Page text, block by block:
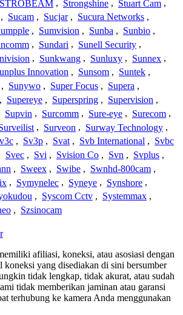
STROBEAM , Strongshine , Stuart Cam ,
, Sucam , Sucjar , Sucura Networks ,
, Sumvision , Sunba , Sunbio ,
, Sundari , Sunell Security ,
, Sunkwang , Sunluxy , Sunnex ,
Innovation , Sunsom , Suntek ,
, Sunywo , Super Focus , Supera ,
, Supereye , Superspring , Supervision ,
Supvin , Surcomm , Sure-eye , Surecom ,
, Surveon , Surway Technology ,
, Sv3p , Svat , Svb International , Svbc
Svec , Svi , Svision Co , Svn , Svplus ,
, Sweex , Swibe , Swnhd-800cam ,
, Symynelec , Syneye , Synshore ,
, Syscom Cctv , Systemmax ,
, Szsinocam
afiliasi, koneksi, atau asosiasi dengan
koneksi yang disediakan di sini bersumber
tidak lengkap, tidak akurat, atau sudah
tidak memberikan jaminan atau garansi
terhubung ke kamera Anda menggunakan